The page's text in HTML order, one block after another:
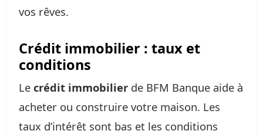
vos rêves.
Crédit immobilier : taux et
conditions
Le crédit immobilier de BFM Banque aide à
acheter ou construire votre maison. Les
taux d’intérêt sont bas et les conditions